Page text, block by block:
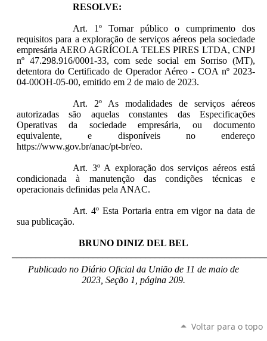
RESOLVE:
Art. 1º Tornar público o cumprimento dos
requisitos para a exploração de serviços aéreos pela sociedade
empresária AERO AGRÍCOLA TELES PIRES LTDA, CNPJ
nº 47.298.916/0001-33, com sede social em Sorriso (MT),
detentora do Certificado de Operador Aéreo - COA nº 2023-
04-00OH-05-00, emitido em 2 de maio de 2023.
Art. 2º As modalidades de serviços aéreos
autorizadas são aquelas constantes das Especificações
Operativas da sociedade empresária, ou documento
equivalente, e disponíveis no endereço
https://www.gov.br/anac/pt-br/eo.
Art. 3º A exploração dos serviços aéreos está
condicionada à manutenção das condições técnicas e
operacionais definidas pela ANAC.
Art. 4º Esta Portaria entra em vigor na data de
sua publicação.
BRUNO DINIZ DEL BEL
Publicado no Diário Oficial da União de 11 de maio de
2023, Seção 1, página 209.
Voltar para o topo